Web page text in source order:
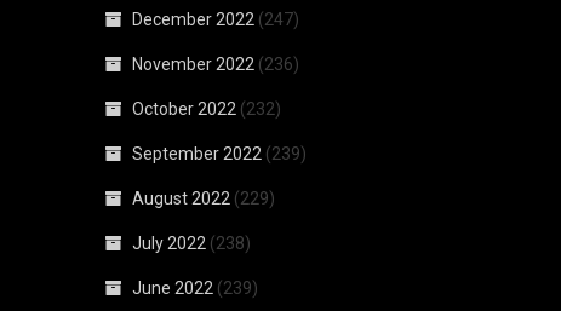
December 2022 (247)
November 2022 (236)
October 2022 (232)
September 2022 (239)
August 2022 (229)
July 2022 (238)
June 2022 (239)